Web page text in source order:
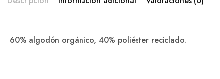
60% algodón orgánico, 40% poliéster reciclado.